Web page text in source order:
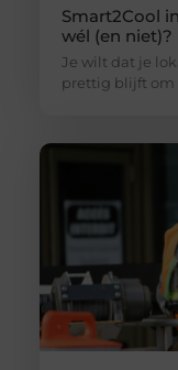
Smart2Cool
wél (en niet)?
Je wilt dat je
prettig blijft om